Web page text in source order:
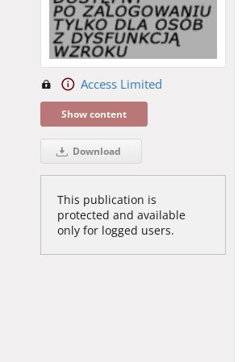
Access Limited
Show content
Download
This publication is
protected and available
only for logged users.